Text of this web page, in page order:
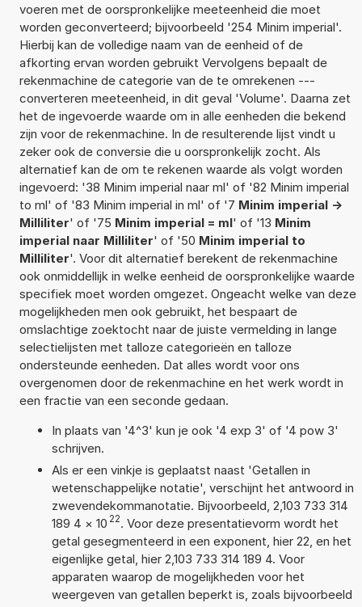
voeren met de oorspronkelijke meeteenheid die moet
worden geconverteerd; bijvoorbeeld '254 Minim imperial'.
Hierbij kan de volledige naam van de eenheid of de
afkorting ervan worden gebruikt Vervolgens bepaalt de
rekenmachine de categorie van de te omrekenen ---
converteren meeteenheid, in dit geval 'Volume'. Daarna zet
het de ingevoerde waarde om in alle eenheden die bekend
zijn voor de rekenmachine. In de resulterende lijst vindt u
zeker ook de conversie die u oorspronkelijk zocht. Als
alternatief kan de om te rekenen waarde als volgt worden
ingevoerd: '38 Minim imperial naar ml' of '82 Minim imperial
to ml' of '83 Minim imperial in ml' of '7 Minim imperial ->
Milliliter' of '75 Minim imperial = ml' of '13 Minim
imperial naar Milliliter' of '50 Minim imperial to
Milliliter'. Voor dit alternatief berekent de rekenmachine
ook onmiddellijk in welke eenheid de oorspronkelijke waarde
specifiek moet worden omgezet. Ongeacht welke van deze
mogelijkheden men ook gebruikt, het bespaart de
omslachtige zoektocht naar de juiste vermelding in lange
selectielijsten met talloze categorieën en talloze
ondersteunde eenheden. Dat alles wordt voor ons
overgenomen door de rekenmachine en het werk wordt in
een fractie van een seconde gedaan.
In plaats van '4^3' kun je ook '4 exp 3' of '4 pow 3'
schrijven.
Als er een vinkje is geplaatst naast 'Getallen in
wetenschappelijke notatie', verschijnt het antwoord in
zwevendekommanotatie. Bijvoorbeeld, 2,103 733 314
189 4 × 10 22. Voor deze presentatievorm wordt het
getal gesegmenteerd in een exponent, hier 22, en het
eigenlijke getal, hier 2,103 733 314 189 4. Voor
apparaten waarop de mogelijkheden voor het
weergeven van getallen beperkt is, zoals bijvoorbeeld